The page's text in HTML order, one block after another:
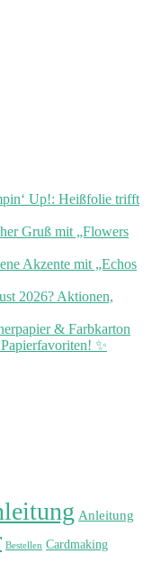
Up!: Heißfolie trifft
Gruß mit „Flowers
Akzente mit „Echos
2026? Aktionen,
& Farbkarton
✨
Anleitung
Bestellen Cardmaking